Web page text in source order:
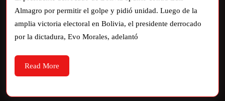
Almagro por permitir el golpe y pidió unidad. Luego de la
amplia victoria electoral en Bolivia, el presidente derrocado
por la dictadura, Evo Morales, adelantó
Read More